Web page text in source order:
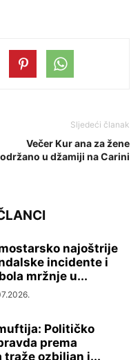
Sljedeći članak
Večer Kur ana za žene
održano u džamiji na Carini
najoštrije
incidente i
mržnje u...
Političko
prema
traže ozbiljan i...